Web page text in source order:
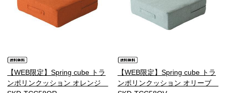
【WEB限定】Spring cube トラ
ンポリンクッション オレンジ
【WEB限定】Spring cube トラ
ンポリンクッション オリーブ